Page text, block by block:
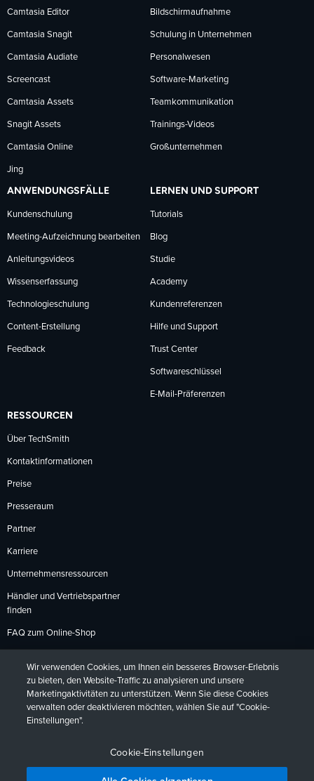
Facebook
folgen
LinkedIn
folgen
YouTube
folgen
Camtasia Editor
Camtasia Snagit
Camtasia Audiate
Screencast
Camtasia Assets
Snagit Assets
Camtasia Online
Jing
Bildschirmaufnahme
Schulung in Unternehmen
Personalwesen
Software-Marketing
Teamkommunikation
Trainings-Videos
Großunternehmen
ANWENDUNGSFÄLLE
Kundenschulung
Meeting-Aufzeichnung bearbeiten
Anleitungsvideos
Wissenserfassung
Technologieschulung
Content-Erstellung
Feedback
LERNEN UND SUPPORT
Tutorials
Blog
Studie
Academy
Kundenreferenzen
Hilfe und Support
Trust Center
Softwareschlüssel
E-Mail-Präferenzen
RESSOURCEN
Über TechSmith
Kontaktinformationen
Preise
Presseraum
Partner
Karriere
Unternehmensressourcen
Händler und Vertriebspartner
finden
FAQ zum Online-Shop
Rückgabebedingungen
DeutschFrançaisEspañol日本語
Wir verwenden Cookies, um Ihnen ein besseres Browser-Erlebnis
zu bieten, den Website-Traffic zu analysieren und unsere
Marketingaktivitäten zu unterstützen. Wenn Sie diese Cookies
verwalten oder deaktivieren möchten, wählen Sie auf "Cookie-
Einstellungen".
Cookie-Einstellungen